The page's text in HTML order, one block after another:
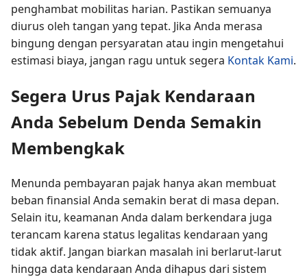
penghambat mobilitas harian. Pastikan semuanya
diurus oleh tangan yang tepat. Jika Anda merasa
bingung dengan persyaratan atau ingin mengetahui
estimasi biaya, jangan ragu untuk segera Kontak Kami.
Segera Urus Pajak Kendaraan
Anda Sebelum Denda Semakin
Membengkak
Menunda pembayaran pajak hanya akan membuat
beban finansial Anda semakin berat di masa depan.
Selain itu, keamanan Anda dalam berkendara juga
terancam karena status legalitas kendaraan yang
tidak aktif. Jangan biarkan masalah ini berlarut-larut
hingga data kendaraan Anda dihapus dari sistem